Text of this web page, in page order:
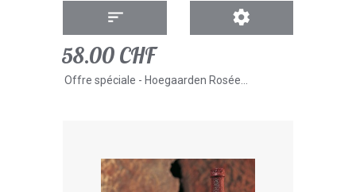
58.00 CHF
Offre spéciale - Hoegaarden Rosée...